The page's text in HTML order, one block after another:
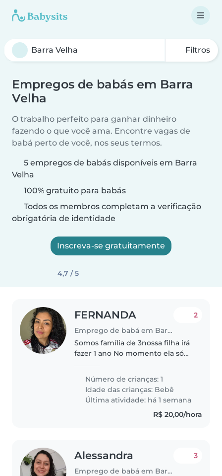
Filtros
Empregos de babás em Barra
Velha
O trabalho perfeito para ganhar dinheiro
fazendo o que você ama. Encontre vagas de
babá perto de você, nos seus termos.
5 empregos de babás disponíveis em Barra
Velha
100% gratuito para babás
Todos os membros completam a verificação
obrigatória de identidade
Inscreva-se gratuitamente
4,7 / 5
FERNANDA
Emprego de babá em Barra Velha
2
Somos família de 3nossa filha irá
fazer 1 ano No momento ela só
como somos só nós na cidade
não temos rede de apoio
Queremos que ela se acostume
com outras..
Número de crianças: 1
Idade das crianças: Bebê
Última atividade: há 1 semana
R$ 20,00/hora
Alessandra
Emprego de babá em Barra Velha
3